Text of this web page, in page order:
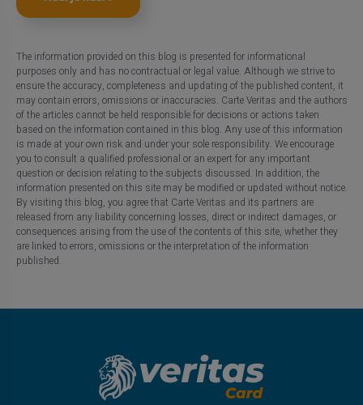
The information provided on this blog is presented for informational
purposes only and has no contractual or legal value. Although we strive to
ensure the accuracy, completeness and updating of the published content, it
may contain errors, omissions or inaccuracies. Carte Veritas and the authors
of the articles cannot be held responsible for decisions or actions taken
based on the information contained in this blog. Any use of this information
is made at your own risk and under your sole responsibility. We encourage
you to consult a qualified professional or an expert for any important
question or decision relating to the subjects discussed. In addition, the
information presented on this site may be modified or updated without notice.
By visiting this blog, you agree that Carte Veritas and its partners are
released from any liability concerning losses, direct or indirect damages, or
consequences arising from the use of the contents of this site, whether they
are linked to errors, omissions or the interpretation of the information
published.